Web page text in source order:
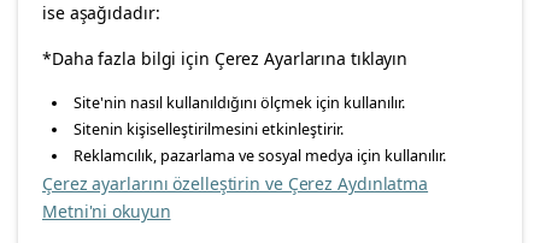
facebooktwitterinstagrampinterestyoutube
linkedin
Enerji Politikası Bilgi Güvenliği Politikası
Konumunuzu Seçin
İnternetten vereceğiniz siparişlerinizde size özel hizmet ve
içerikleri görebilmek için lütfen konumuzu seçin.
İl seçiniz
ise aşağıdadır:
*Daha fazla bilgi için Çerez Ayarlarına tıklayın
Site'nin nasıl kullanıldığını ölçmek için kullanılır.
Sitenin kişiselleştirilmesini etkinleştirir.
Reklamcılık, pazarlama ve sosyal medya için kullanılır.
Çerez ayarlarını özelleştirin ve Çerez Aydınlatma
Metni'ni okuyun